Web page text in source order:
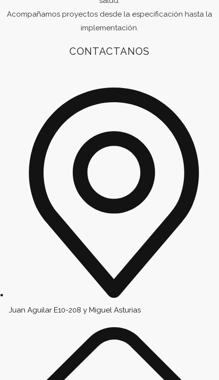
Acompañamos proyectos desde la especificación hasta la
implementación.
CONTACTANOS
Juan Aguilar E10-208 y Miguel Asturias